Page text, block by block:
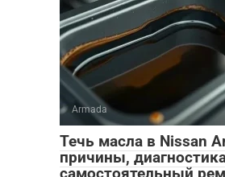
Armada
Течь масла в Nissan
причины,